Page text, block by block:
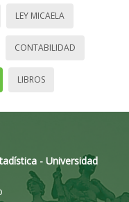
LEY MICAELA
CONTABILIDAD
LIBROS
- Universidad